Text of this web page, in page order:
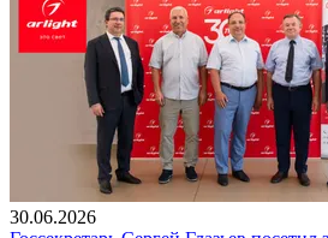
30.06.2026